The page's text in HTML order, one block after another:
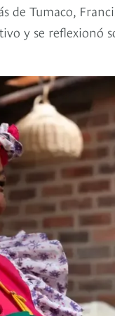
de Tumaco,
y se reflexionó